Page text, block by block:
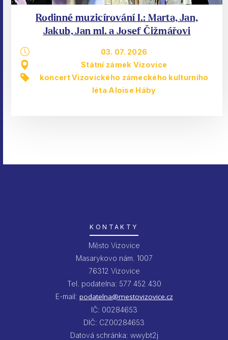
Rodinné muzicírování I.: Marta, Jan,
Jakub, Jan ml. a Josef Čižmářovi
03. 07. 2026
Státní zámek Vizovice
koncert Vizovického zámeckého kulturního
léta Aloise Háby
KONTAKTY
Město Vizovice
Masarykovo nám. 1007
76312 Vizovice
Tel. podatelna: 577 452 430
E-mail: podatelna@mestovizovice.cz
IČ: 00284653
DIČ: CZ00284653
Datová schránka: wwybt2j